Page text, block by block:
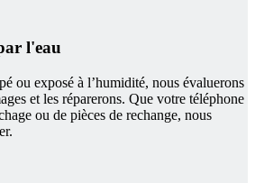
l'eau
ou exposé à l’humidité, nous évaluerons
et les réparerons. Que votre téléphone
ou de pièces de rechange, nous